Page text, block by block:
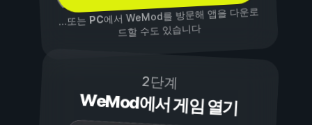
...또는PC에서 WeMod를 방문해 앱을 다운로
드할 수도 있습니다
2단계
WeMod에서 게임 열기